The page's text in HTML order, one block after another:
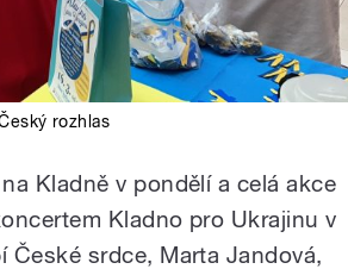
rozhlas
Kladně v pondělí a celá akce
Kladno pro Ukrajinu v
České srdce, Marta Jandová,